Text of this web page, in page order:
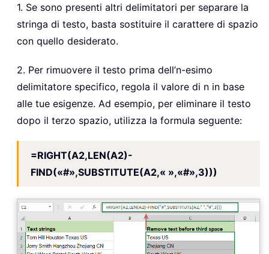
1. Se sono presenti altri delimitatori per separare la
stringa di testo, basta sostituire il carattere di spazio
con quello desiderato.
2. Per rimuovere il testo prima dell’n-esimo
delimitatore specifico, regola il valore di n in base
alle tue esigenze. Ad esempio, per eliminare il testo
dopo il terzo spazio, utilizza la formula seguente:
=RIGHT(A2,LEN(A2)-
FIND(«#»,SUBSTITUTE(A2,« »,«#»,3)))